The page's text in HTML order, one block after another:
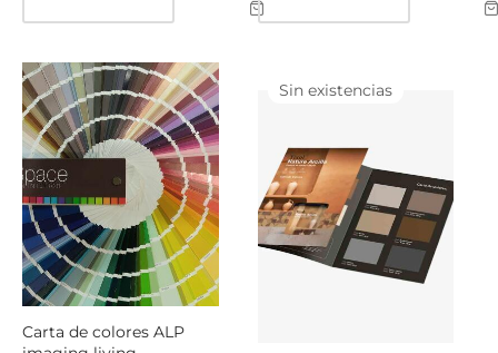
Carta de colores ALP
Sin existencias